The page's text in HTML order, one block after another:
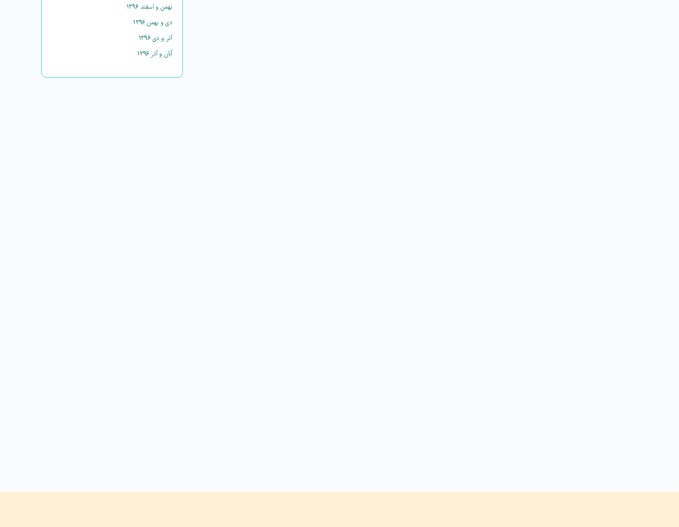
بهمن و اسفند ۱۳۹۶
دی و بهمن ۱۳۹۶
آذر و دی ۱۳۹۶
آبان و آذر ۱۳۹۶